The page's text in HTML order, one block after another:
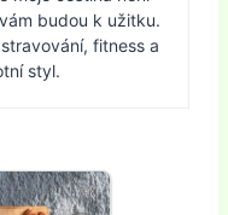
budou k užitku.
fitness a
styl.